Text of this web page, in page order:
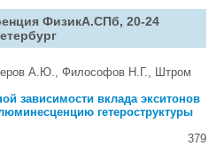
ФизикА.СПб, 20-24
А.Ю., Философов Н.Г., Штром
зависимости вклада экситонов
гетероструктуры
379